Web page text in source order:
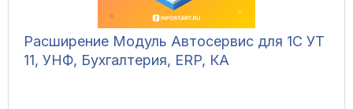
Расширение Модуль Автосервис для 1С УТ
11, УНФ, Бухгалтерия, ERP, КА